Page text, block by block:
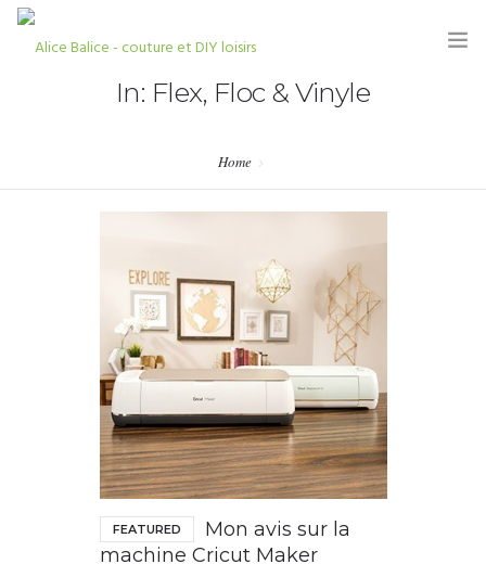
HOME
KITS & COUPONS
PARTENARIATS & PRESSE
In: Flex, Floc & Vinyle
Home
FEATURED
Mon avis sur la
machine Cricut Maker